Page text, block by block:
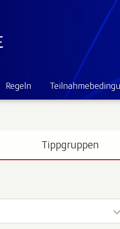
Regeln
Tippgruppen